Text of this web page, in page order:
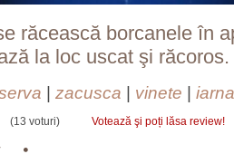
răcească borcanele în
la loc uscat şi răcoros.
zacusca vinete iarna
(13 voturi) Votează şi poți lăsa review!